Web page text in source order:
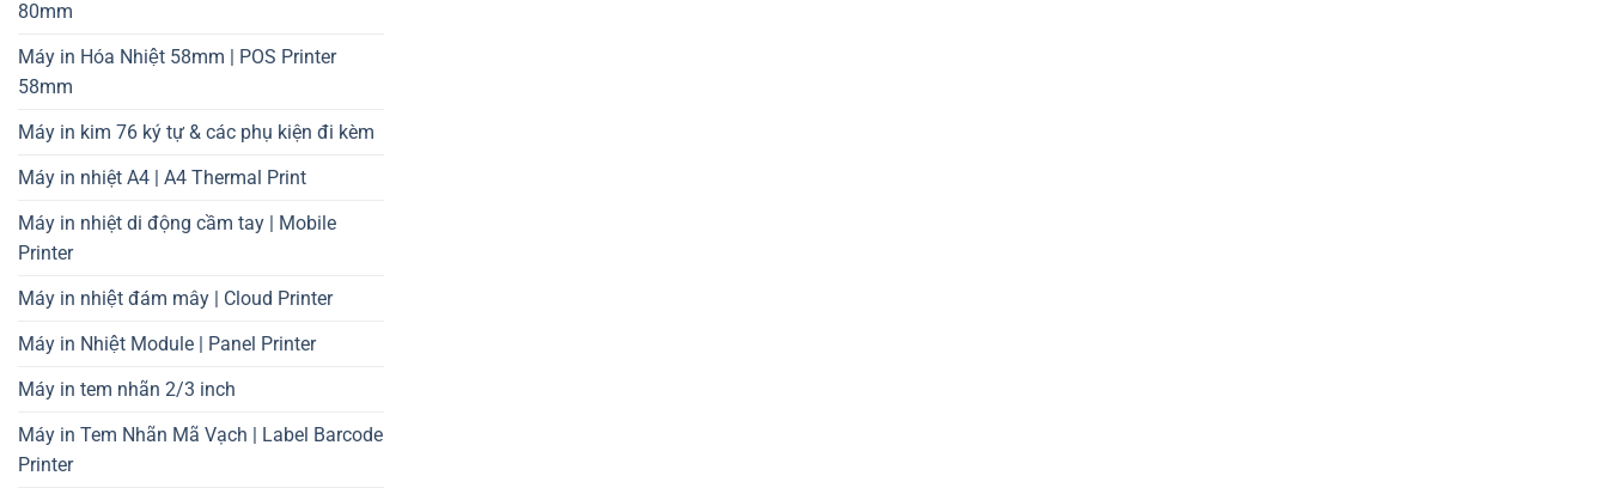
80mm
Máy in Hóa Nhiệt 58mm | POS Printer
58mm
Máy in kim 76 ký tự & các phụ kiện đi kèm
Máy in nhiệt A4 | A4 Thermal Print
Máy in nhiệt di động cầm tay | Mobile
Printer
Máy in nhiệt đám mây | Cloud Printer
Máy in Nhiệt Module | Panel Printer
Máy in tem nhãn 2/3 inch
Máy in Tem Nhãn Mã Vạch | Label Barcode
Printer